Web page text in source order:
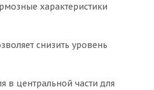
характеристики
снизить уровень
в центральной части для